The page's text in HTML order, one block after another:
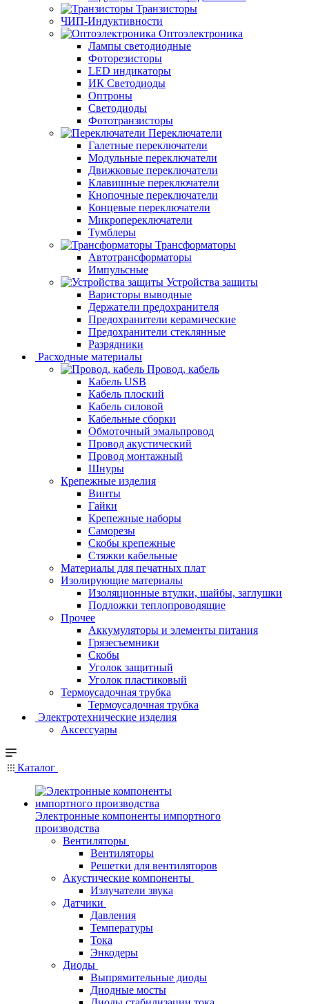
Транзисторы
ЧИП-Индуктивности
Оптоэлектроника
Лампы светодиодные
Фоторезисторы
LED индикаторы
ИК Светодиоды
Оптроны
Светодиоды
Фототранзисторы
Переключатели
Галетные переключатели
Модульные переключатели
Движковые переключатели
Клавишные переключатели
Кнопочные переключатели
Концевые переключатели
Микропереключатели
Тумблеры
Трансформаторы
Автотрансформаторы
Импульсные
Устройства защиты
Варисторы выводные
Держатели предохранителя
Предохранители керамические
Предохранители стеклянные
Разрядники
Расходные материалы
Провод, кабель
Кабель USB
Кабель плоский
Кабель силовой
Кабельные сборки
Обмоточный эмальпровод
Провод акустический
Провод монтажный
Шнуры
Крепежные изделия
Винты
Гайки
Крепежные наборы
Саморезы
Скобы крепежные
Стяжки кабельные
Материалы для печатных плат
Изолирующие материалы
Изоляционные втулки, шайбы, заглушки
Подложки теплопроводящие
Прочее
Аккумуляторы и элементы питания
Грязесъемники
Скобы
Уголок защитный
Уголок пластиковый
Термоусадочная трубка
Термоусадочная трубка
Электротехнические изделия
Аксессуары
Каталог
Электронные компоненты импортного
производства
Вентиляторы
Вентиляторы
Решетки для вентиляторов
Акустические компоненты
Излучатели звука
Датчики
Давления
Температуры
Тока
Энкодеры
Диоды
Выпрямительные диоды
Диодные мосты